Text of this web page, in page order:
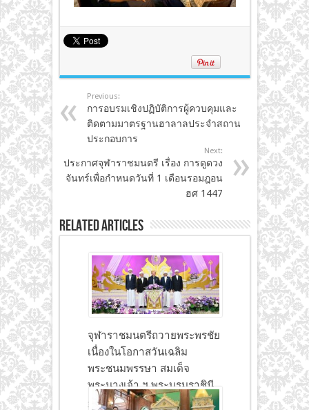
Previous:
การอบรมเชิงปฏิบัติการผู้ควบคุมและ
ติดตามมาตรฐานฮาลาลประจำสถาน
ประกอบการ
Next:
ประกาศจุฬาราชมนตรี เรื่อง การดูดวง
จันทร์เพื่อกำหนดวันที่ 1 เดือนรอมฎอน
ฮศ 1447
Related Articles
จุฬาราชมนตรีถวายพระพรชัย
เนื่องในโอกาสวันเฉลิม
พระชนมพรรษา สมเด็จ
พระนางเจ้า ฯ พระบรมราชินี
30 มิถุนายน 2026